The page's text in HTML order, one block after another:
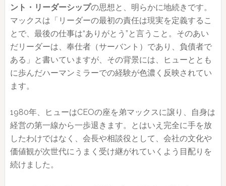
ント・リーダーシップの思想と、明らかに地続きです。
マックスは「リーダーの最初の責任は現実を定義するこ
とで、最後の仕事は“ありがとう”と言うこと。そのあい
だリーダーは、奉仕者（サーバント）であり、負債者で
ある」と書いていますが、その背景には、ヒューととも
に歩んだハーマンミラーでの経験が色濃く反映されてい
ます。
1980年、ヒューはCEOの座を弟マックスに譲り、自身は
経営の第一線から一歩退きます。とはいえ完全に手を放
したわけではなく、会長や相談役として、会社の文化や
価値観が次世代にうまく受け継がれていくよう目配りを
続けました。